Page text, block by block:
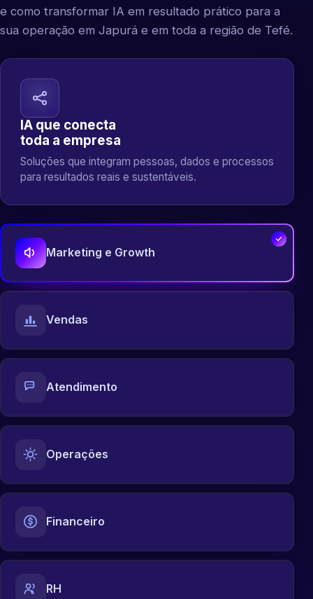
e como transformar IA em resultado prático para a
sua operação em Japurá e em toda a região de Tefé.
IA que conecta
toda a empresa
Soluções que integram pessoas, dados e processos
para resultados reais e sustentáveis.
Marketing e Growth
Vendas
Atendimento
Operações
Financeiro
RH